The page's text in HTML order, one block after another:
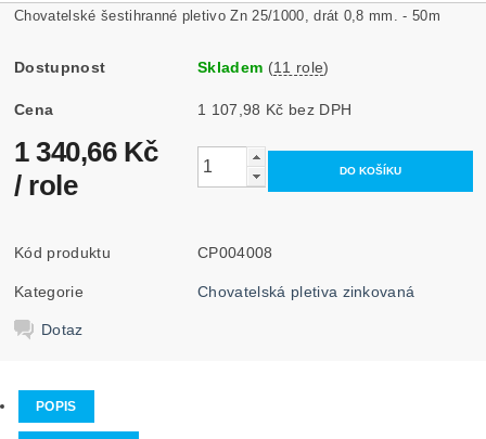
Chovatelské šestihranné pletivo Zn 25/1000, drát 0,8 mm. - 50m
Dostupnost Skladem (11 role)
Cena 1 107,98 Kč bez DPH
1 340,66 Kč
/ role
Kód produktu CP004008
Kategorie Chovatelská pletiva zinkovaná
Dotaz
POPIS